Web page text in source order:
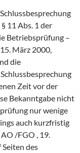
11 Abs. 1 der
Betriebsprüfung –
März 2000,
die
Zeit vor der
Bekanntgabe nicht
nur wenige
auch kurzfristig
/FGO , 19.
des